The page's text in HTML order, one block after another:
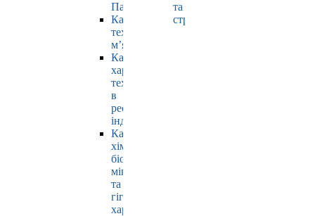
Павлюк
Кафедра
технології
м’яса
Кафедра
харчових
технологій
в
ресторанній
індустрії
Кафедра
хімії,
біохімії,
мікробіології
та
гігієни
харчування
та
страхування